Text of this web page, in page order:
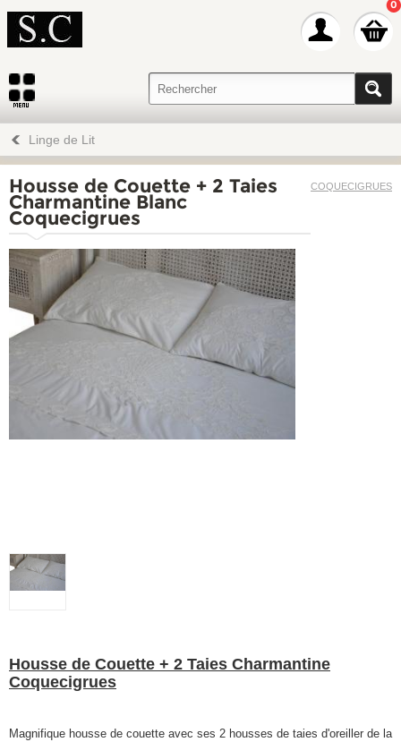
0
Linge de Lit
COQUECIGRUES
Housse de Couette + 2 Taies
Charmantine Blanc
Coquecigrues
Housse de Couette + 2 Taies Charmantine
Coquecigrues
Magnifique housse de couette avec ses 2 housses de taies d'oreiller de la